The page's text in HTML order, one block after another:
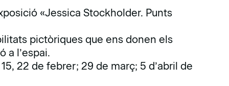
«Jessica Stockholder. Punts
pictòriques que ens donen els
a l’espai.
22 de febrer; 29 de març; 5 d’abril de